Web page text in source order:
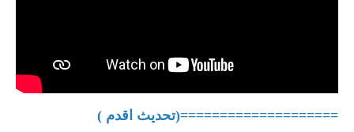
====================(تحديث اقدم )